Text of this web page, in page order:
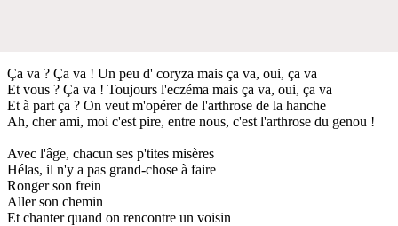
Ça va ? Ça va ! Un peu d' coryza mais ça va, oui, ça va
Et vous ? Ça va ! Toujours l'eczéma mais ça va, oui, ça va
Et à part ça ? On veut m'opérer de l'arthrose de la hanche
Ah, cher ami, moi c'est pire, entre nous, c'est l'arthrose du genou !
Avec l'âge, chacun ses p'tites misères
Hélas, il n'y a pas grand-chose à faire
Ronger son frein
Aller son chemin
Et chanter quand on rencontre un voisin